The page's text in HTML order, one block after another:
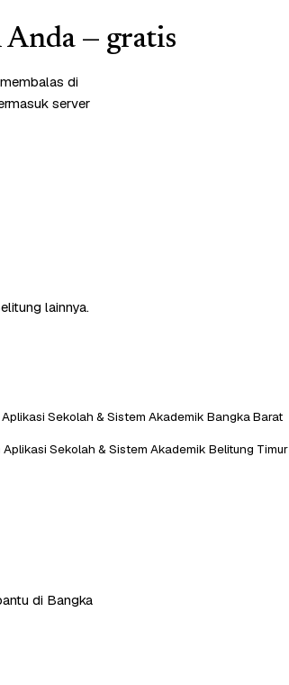
Anda — gratis
di
server
lainnya.
Sekolah & Sistem Akademik Bangka Barat
Sekolah & Sistem Akademik Belitung Timur
di Bangka